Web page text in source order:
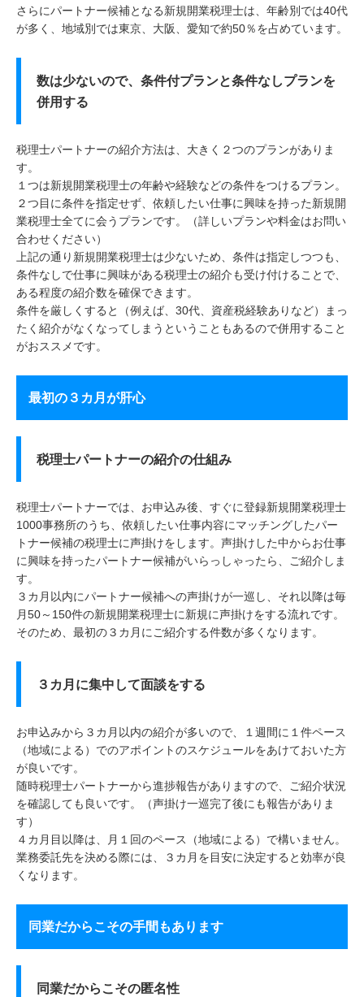
さらにパートナー候補となる新規開業税理士は、年齢別では40代
が多く、地域別では東京、大阪、愛知で約50％を占めています。
数は少ないので、条件付プランと条件なしプランを
併用する
税理士パートナーの紹介方法は、大きく２つのプランがありま
す。
１つは新規開業税理士の年齢や経験などの条件をつけるプラン。
２つ目に条件を指定せず、依頼したい仕事に興味を持った新規開
業税理士全てに会うプランです。（詳しいプランや料金はお問い
合わせください）
上記の通り新規開業税理士は少ないため、条件は指定しつつも、
条件なしで仕事に興味がある税理士の紹介も受け付けることで、
ある程度の紹介数を確保できます。
条件を厳しくすると（例えば、30代、資産税経験ありなど）まっ
たく紹介がなくなってしまうということもあるので併用すること
がおススメです。
最初の３カ月が肝心
税理士パートナーの紹介の仕組み
税理士パートナーでは、お申込み後、すぐに登録新規開業税理士
1000事務所のうち、依頼したい仕事内容にマッチングしたパー
トナー候補の税理士に声掛けをします。声掛けした中からお仕事
に興味を持ったパートナー候補がいらっしゃったら、ご紹介しま
す。
３カ月以内にパートナー候補への声掛けが一巡し、それ以降は毎
月50～150件の新規開業税理士に新規に声掛けをする流れです。
そのため、最初の３カ月にご紹介する件数が多くなります。
３カ月に集中して面談をする
お申込みから３カ月以内の紹介が多いので、１週間に１件ペース
（地域による）でのアポイントのスケジュールをあけておいた方
が良いです。
随時税理士パートナーから進捗報告がありますので、ご紹介状況
を確認しても良いです。（声掛け一巡完了後にも報告がありま
す）
４カ月目以降は、月１回のペース（地域による）で構いません。
業務委託先を決める際には、３カ月を目安に決定すると効率が良
くなります。
同業だからこその手間もあります
同業だからこその匿名性